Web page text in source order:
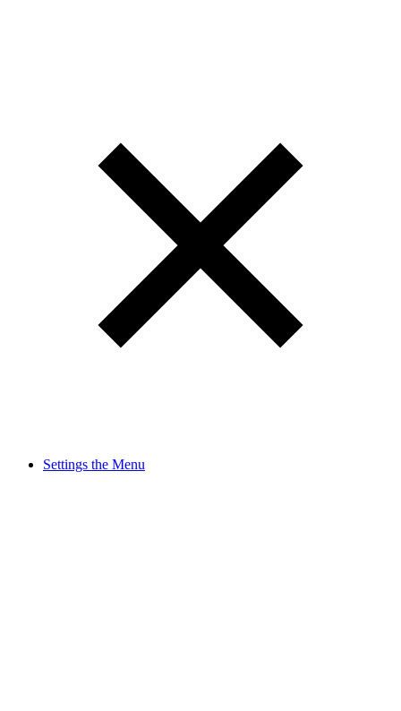
Settings the Menu